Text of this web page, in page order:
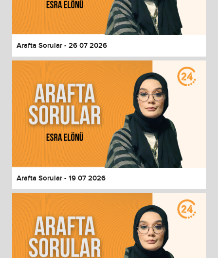
End of dialog window.
Arafta Sorular - 26 07 2026
Arafta Sorular - 19 07 2026